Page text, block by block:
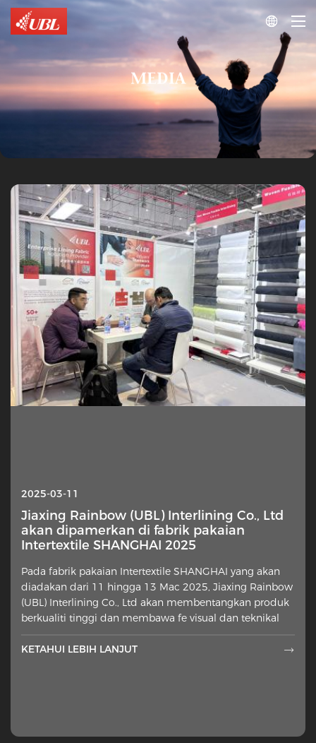

MEDIA
2025-03-11
Jiaxing Rainbow (UBL) Interlining Co., Ltd
akan dipamerkan di fabrik pakaian
Intertextile SHANGHAI 2025
Pada fabrik pakaian Intertextile SHANGHAI yang akan
diadakan dari 11 hingga 13 Mac 2025, Jiaxing Rainbow
(UBL) Interlining Co., Ltd akan membentangkan produk
berkualiti tinggi dan membawa fe visual dan teknikal
KETAHUI LEBIH LANJUT 